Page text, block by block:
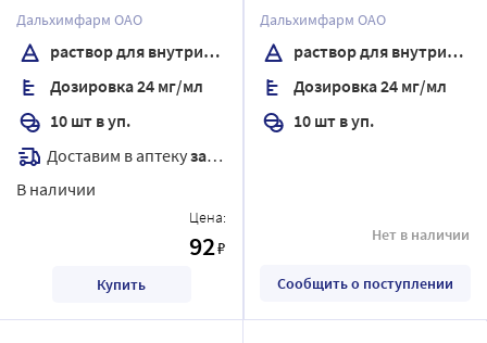
внутривенного введения 5
мл ампулы 10 шт./коробка
Дальхимфарм ОАО
раствор для внутривенного введения
Дозировка 24 мг/мл
10 шт в уп.
Доставим в аптекузавтра
В наличии
Цена:
92₽
Купить
внутривенного введения 5
мл ампулы 10 шт. /пачка
Дальхимфарм ОАО
раствор для внутривенного введения
Дозировка 24 мг/мл
10 шт в уп.
Нет в наличии
Сообщить о поступлении